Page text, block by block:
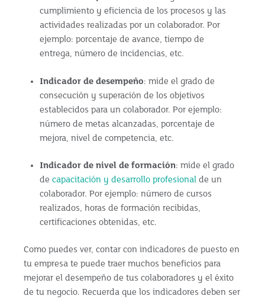
cumplimiento y eficiencia de los procesos y las
actividades realizadas por un colaborador. Por
ejemplo: porcentaje de avance, tiempo de
entrega, número de incidencias, etc.
Indicador de desempeño: mide el grado de
consecución y superación de los objetivos
establecidos para un colaborador. Por ejemplo:
número de metas alcanzadas, porcentaje de
mejora, nivel de competencia, etc.
Indicador de nivel de formación: mide el grado
decapacitación y desarrollo profesional de un
colaborador. Por ejemplo: número de cursos
realizados, horas de formación recibidas,
certificaciones obtenidas, etc.
Como puedes ver, contar con indicadores de puesto en
tu empresa te puede traer muchos beneficios para
mejorar el desempeño de tus colaboradores y el éxito
de tu negocio. Recuerda que los indicadores deben ser